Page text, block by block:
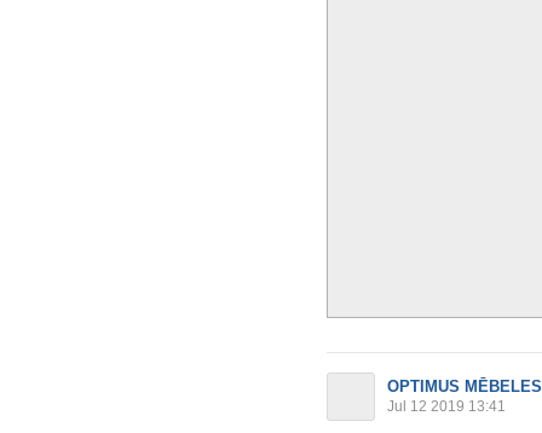
OPTIMUS MĒBELES
Jul 12 2019 13:41